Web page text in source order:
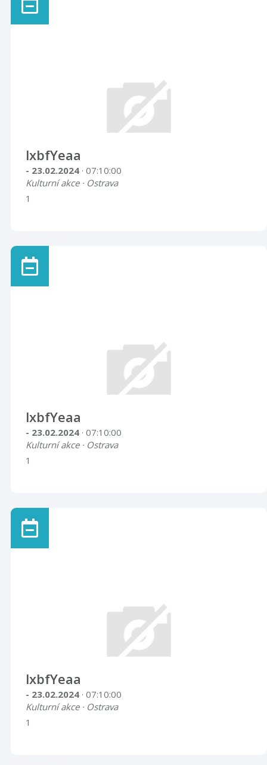
lxbfYeaa
- 23.02.2024 · 07:10:00
Kulturní akce · Ostrava
1
lxbfYeaa
- 23.02.2024 · 07:10:00
Kulturní akce · Ostrava
1
lxbfYeaa
- 23.02.2024 · 07:10:00
Kulturní akce · Ostrava
1